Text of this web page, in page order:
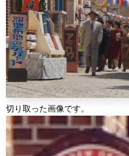
切り取った画像です。